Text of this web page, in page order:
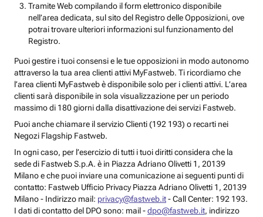
Tramite Web compilando il form elettronico disponibile
nell’area dedicata, sul sito del Registro delle Opposizioni, ove
potrai trovare ulteriori informazioni sul funzionamento del
Registro.
Puoi gestire i tuoi consensi e le tue opposizioni in modo autonomo
attraverso la tua area clienti attivi MyFastweb. Ti ricordiamo che
l’area clienti MyFastweb è disponibile solo per i clienti attivi. L’area
clienti sarà disponibile in sola visualizzazione per un periodo
massimo di 180 giorni dalla disattivazione dei servizi Fastweb.
Puoi anche chiamare il servizio Clienti (192 193) o recarti nei
Negozi Flagship Fastweb.
In ogni caso, per l’esercizio di tutti i tuoi diritti considera che la
sede di Fastweb S.p.A. è in Piazza Adriano Olivetti 1, 20139
Milano e che puoi inviare una comunicazione ai seguenti punti di
contatto: Fastweb Ufficio Privacy Piazza Adriano Olivetti 1, 20139
Milano - Indirizzo mail: privacy@fastweb.it- Call Center: 192 193.
I dati di contatto del DPO sono: mail -dpo@fastweb.it, indirizzo